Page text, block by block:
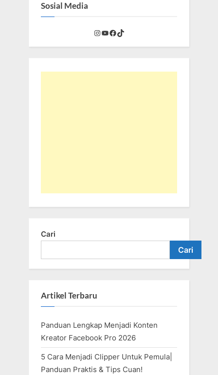
Sosial Media
Instagram
YouTube
Facebook
TikTok
Cari
Cari
Artikel Terbaru
Panduan Lengkap Menjadi Konten
Kreator Facebook Pro 2026
5 Cara Menjadi Clipper Untuk Pemula|
Panduan Praktis & Tips Cuan!